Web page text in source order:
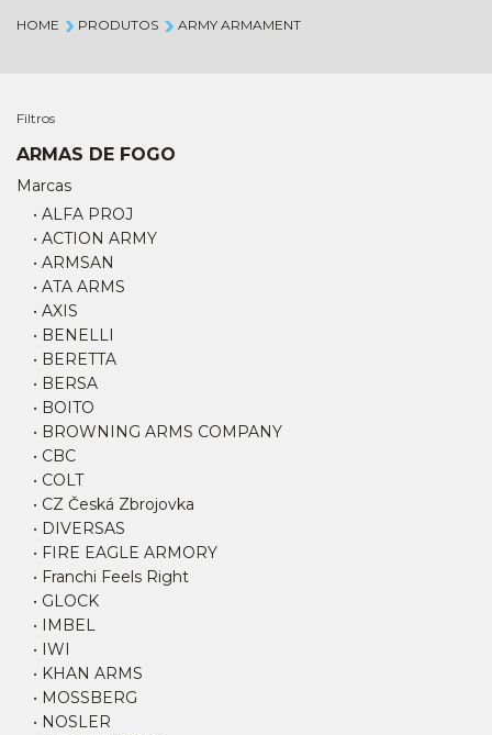
HOME PRODUTOS ARMY ARMAMENT
Filtros
ARMAS DE FOGO
Marcas
• ALFA PROJ
• ACTION ARMY
• ARMSAN
• ATA ARMS
• AXIS
• BENELLI
• BERETTA
• BERSA
• BOITO
• BROWNING ARMS COMPANY
• CBC
• COLT
• CZ Česká Zbrojovka
• DIVERSAS
• FIRE EAGLE ARMORY
• Franchi Feels Right
• GLOCK
• IMBEL
• IWI
• KHAN ARMS
• MOSSBERG
• NOSLER